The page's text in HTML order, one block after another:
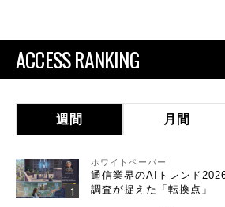
ACCESS RANKING
週間 月間
ホワイトペーパー
通信業界のAIトレンド
調査が捉えた「転換点」